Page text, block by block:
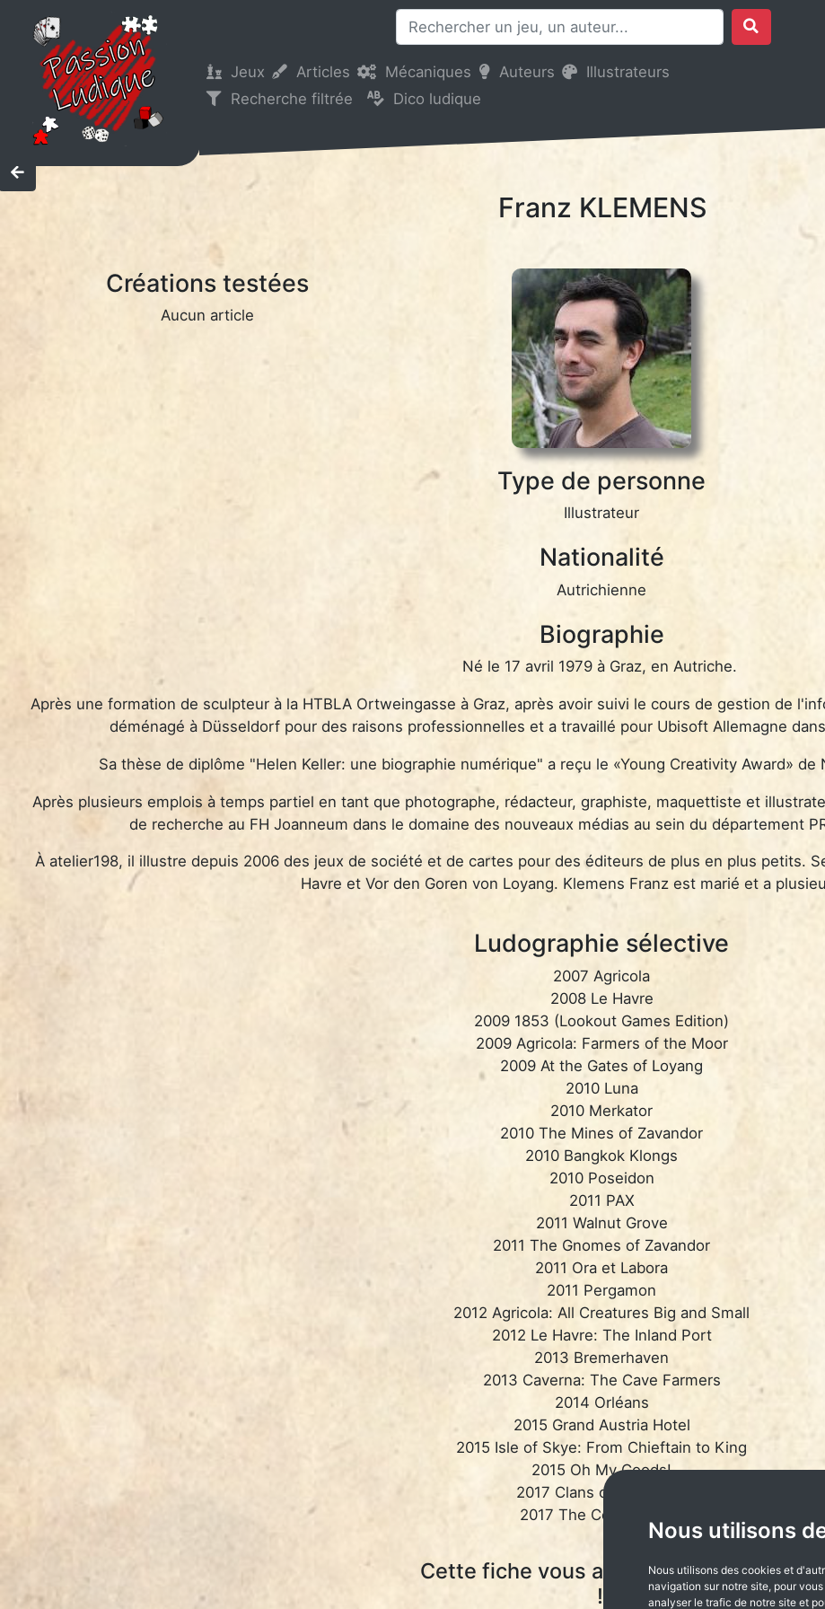
Nous utilisons
Nous utilisons des cookies et
navigation sur notre site, pour
analyser le trafic de notre site et
Jeux Articles Mécaniques Auteurs
Illustrateurs
Recherche filtrée
Dico ludique
Franz KLEMENS
Créations testées
Aucun article
Type de personne
Illustrateur
Nationalité
Autrichienne
Biographie
Né le 17 avril 1979 à Graz, en Autriche.
Après une formation de sculpteur à la HTBLA Ortweingasse à Graz, après avoir suivi le cours de gestion de
déménagé à Düsseldorf pour des raisons professionnelles et a travaillé pour Ubisoft Allemagne
Sa thèse de diplôme "Helen Keller: une biographie numérique" a reçu le «Young Creativity Award»
Après plusieurs emplois à temps partiel en tant que photographe, rédacteur, graphiste, maquettiste et
de recherche au FH Joanneum dans le domaine des nouveaux médias au sein du département
À atelier198, il illustre depuis 2006 des jeux de société et de cartes pour des éditeurs de plus en plus petits.
Havre et Vor den Goren von Loyang. Klemens Franz est marié et a
Ludographie sélective
2007 Agricola
2008 Le Havre
2009 1853 (Lookout Games Edition)
2009 Agricola: Farmers of the Moor
2009 At the Gates of Loyang
2010 Luna
2010 Merkator
2010 The Mines of Zavandor
2010 Bangkok Klongs
2010 Poseidon
2011 PAX
2011 Walnut Grove
2011 The Gnomes of Zavandor
2011 Ora et Labora
2011 Pergamon
2012 Agricola: All Creatures Big and Small
2012 Le Havre: The Inland Port
2013 Bremerhaven
2013 Caverna: The Cave Farmers
2014 Orléans
2015 Grand Austria Hotel
2015 Isle of Skye: From Chieftain to King
2015 Oh My Goods!
2017 Clans of Caledonia
2017 The Cousins' War
Cette fiche vous a plu ? Partagez-la
!